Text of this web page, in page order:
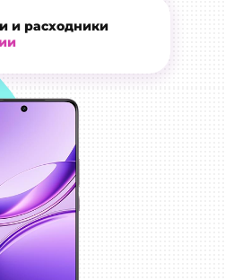
и расходники